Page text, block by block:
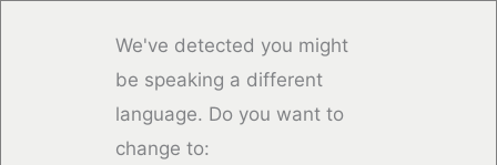
We've detected you might
be speaking a different
language. Do you want to
change to: